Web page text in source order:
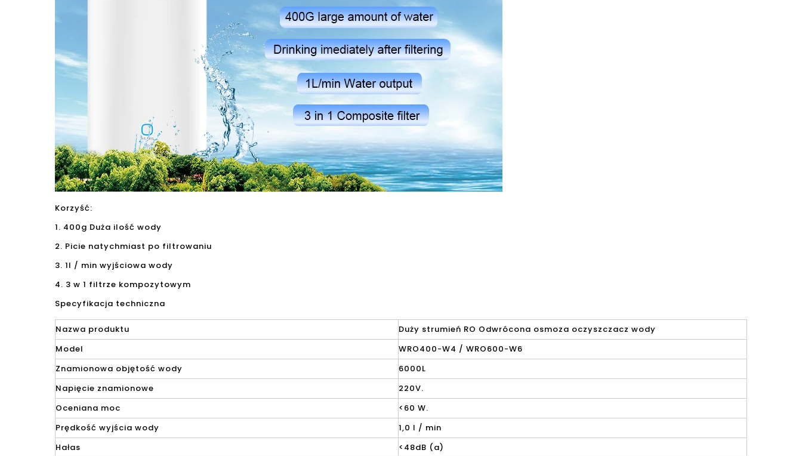
Korzyść:
1. 400g Duża ilość wody
2. Picie natychmiast po filtrowaniu
3. 1l / min wyjściowa wody
4. 3 w 1 filtrze kompozytowym
Specyfikacja techniczna
Nazwa produktu
Duży strumień RO Odwrócona osmoza oczyszczacz wody
Model
WRO400-W4 / WRO600-W6
Znamionowa objętość wody
6000L
Napięcie znamionowe
220V.
Oceniana moc
<60 W.
Prędkość wyjścia wody
1,0 l / min
Hałas
<48dB (a)